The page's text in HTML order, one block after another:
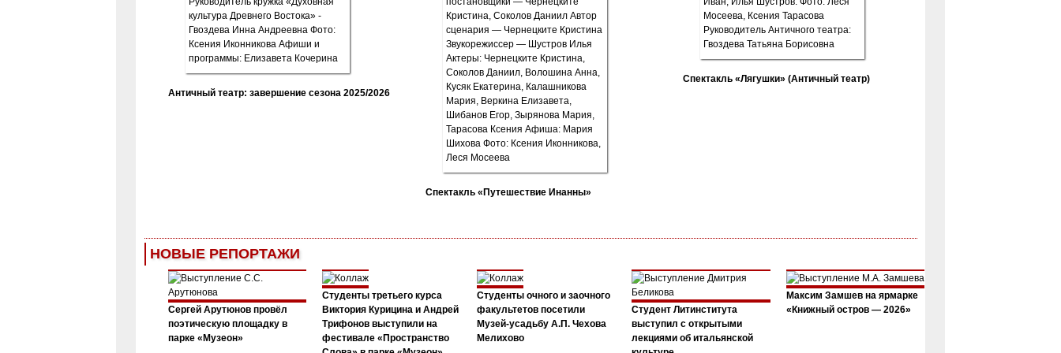
Античный театр: завершение сезона 2025/2026
Спектакль «Путешествие Инанны»
Спектакль «Лягушки» (Античный театр)
НОВЫЕ РЕПОРТАЖИ
Сергей Арутюнов провёл
поэтическую площадку в
парке «Музеон»
Студенты третьего курса
Виктория Курицина и Андрей
Трифонов выступили на
фестивале «Пространство
Студенты очного и заочного
факультетов посетили
Музей-усадьбу А.П. Чехова
Мелихово
Студент Литинститута
выступил с открытыми
лекциями об итальянской
Максим Замшев на ярмарке
«Книжный остров — 2026»